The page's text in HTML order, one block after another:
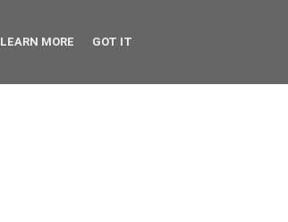
LEARN MORE GOT IT